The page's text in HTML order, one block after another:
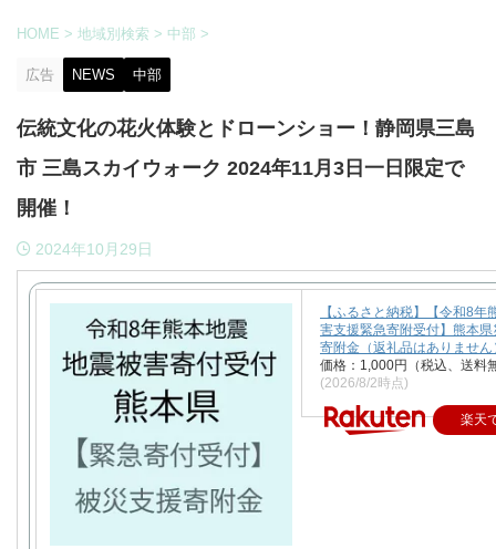
HOME > 地域別検索 > 中部 >
広告 NEWS 中部
伝統文化の花火体験とドローンショー！静岡県三島
市 三島スカイウォーク 2024年11月3日一日限定で
開催！
2024年10月29日
【ふるさと納税】【令和8年
害支援緊急寄附受付】熊本県
寄附金（返礼品はありません
価格：1,000円（税込、送料
(2026/8/2時点)
楽天